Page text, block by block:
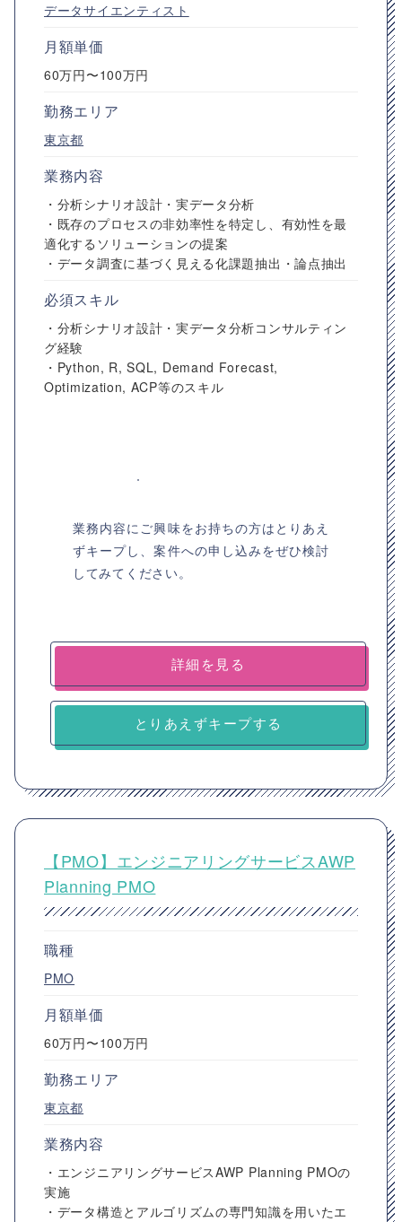
データサイエンティスト
月額単価
60万円〜100万円
勤務エリア
東京都
業務内容
・分析シナリオ設計・実データ分析
・既存のプロセスの非効率性を特定し、有効性を最
適化するソリューションの提案
・データ調査に基づく見える化課題抽出・論点抽出
必須スキル
・分析シナリオ設計・実データ分析コンサルティン
グ経験
・Python, R, SQL, Demand Forecast,
Optimization, ACP等のスキル
業務内容にご興味をお持ちの方はとりあえ
ずキープし、案件への申し込みをぜひ検討
してみてください。
詳細を見る
とりあえずキープする
【PMO】エンジニアリングサービスAWP
Planning PMO
職種
PMO
月額単価
60万円〜100万円
勤務エリア
東京都
業務内容
・エンジニアリングサービスAWP Planning PMOの
実施
・データ構造とアルゴリズムの専門知識を用いたエ